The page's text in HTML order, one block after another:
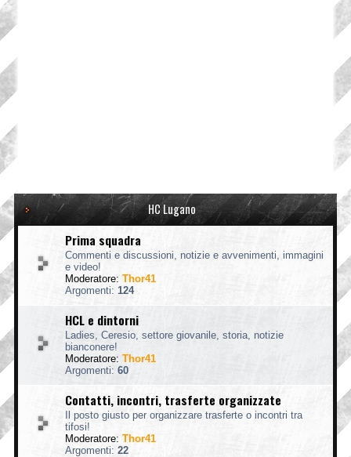
HC Lugano
Prima squadra
Commenti e discussioni, notizie e avvenimenti, immagini
e video!
Moderatore: Thor41
Argomenti: 124
HCL e dintorni
Ladies, Ceresio, settore giovanile, storia, notizie
bianconere!
Moderatore: Thor41
Argomenti: 60
Contatti, incontri, trasferte organizzate
Il posto giusto per organizzare trasferte o incontri tra
tifosi!
Moderatore: Thor41
Argomenti: 22